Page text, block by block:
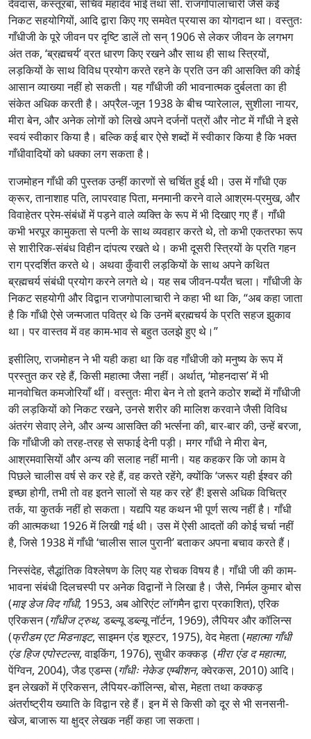
देवदास, कस्तूरबा, सचिव महादेव भाई तथा सी. राजगोपालाचारी जैसे कई
निकट सहयोगियों, आदि द्वारा किए गए समवेत प्रयास का योगदान था। वस्तुतः
गाँधीजी के पूरे जीवन पर दृष्टि डालें तो सन् 1906 से लेकर जीवन के लगभग
अंत तक, ‘ब्रह्मचर्य’ व्रत धारण किए रखने और साथ ही साथ स्त्रियों,
लड़कियों के साथ विविध प्रयोग करते रहने के प्रति उन की आसक्ति की कोई
आसान व्याख्या नहीं हो सकती। यह गाँधीजी की भावनात्मक दुर्बलता का ही
संकेत अधिक करती है। अप्रैल-जून 1938 के बीच प्यारेलाल, सुशीला नायर,
मीरा बेन, और अनेक लोगों को लिखे अपने दर्जनों पत्रों और नोट में गाँधी ने इसे
स्वयं स्वीकार किया है। बल्कि कई बार ऐसे शब्दों में स्वीकार किया है कि भक्त
गाँधीवादियों को धक्का लग सकता है।
राजमोहन गाँधी की पुस्तक उन्हीं कारणों से चर्चित हुई थी। उस में गाँधी एक
क्रूर, तानाशाह पति, लापरवाह पिता, मनमानी करने वाले आश्रम-प्रमुख, और
विवाहेतर प्रेम-संबंधों में पड़ने वाले व्यक्ति के रूप में भी दिखाए गए हैं। गाँधी
कभी भरपूर कामुकता से पत्नी के साथ व्यवहार करते थे, तो कभी एकतरफा रूप
से शारीरिक-संबंध विहीन दांपत्य रखते थे। कभी दूसरी स्त्रियों के प्रति गहन
राग प्रदर्शित करते थे। अथवा कुँवारी लड़कियों के साथ अपने कथित
ब्रह्मचर्य संबंधी प्रयोग करने लगते थे। यह सब जीवन-पर्यंत चला। गाँधीजी के
निकट सहयोगी और विद्वान राजगोपालाचारी ने कहा भी था कि, “अब कहा जाता
है कि गाँधी ऐसे जन्मजात पवित्र थे कि उनमें ब्रह्मचर्य के प्रति सहज झुकाव
था। पर वास्तव में वह काम-भाव से बहुत उलझे हुए थे।”
इसीलिए, राजमोहन ने भी यही कहा था कि वह गाँधीजी को मनुष्य के रूप में
प्रस्तुत कर रहे हैं, किसी महात्मा जैसा नहीं। अर्थात्, ‘मोहनदास’ में भी
मानवोचित कमजोरियाँ थीं। वस्तुतः मीरा बेन ने तो इतने कठोर शब्दों में गाँधीजी
की लड़कियों को निकट रखने, उनसे शरीर की मालिश करवाने जैसी विविध
अंतरंग सेवाए लेने, और अन्य आसक्ति की भर्त्सना की, बार-बार की, उन्हें बरजा,
कि गाँधीजी को तरह-तरह से सफाई देनी पड़ी। मगर गाँधी ने मीरा बेन,
आश्रमवासियों और अन्य की सलाह नहीं मानी। यह कहकर कि जो काम वे
पिछले चालीस वर्ष से कर रहे हैं, वह करते रहेंगे, क्योंकि ‘जरूर यही ईश्वर की
इच्छा होगी, तभी तो वह इतने सालों से यह कर रहे’ हैं! इससे अधिक विचित्र
तर्क, या कुतर्क नहीं हो सकता। यद्यपि यह कथन भी पूर्ण सत्य नहीं है। गाँधी
की आत्मकथा 1926 में लिखी गई थी। उस में ऐसी आदतों की कोई चर्चा नहीं
है, जिसे 1938 में गाँधी ‘चालीस साल पुरानी’ बताकर अपना बचाव करते हैं।
निस्संदेह, सैद्धांतिक विश्लेषण के लिए यह रोचक विषय है। गाँधी जी की काम-
भावना संबंधी दिलचस्पी पर अनेक विद्वानों ने लिखा है। जैसे, निर्मल कुमार बोस
(माइ डेज विद गाँधी, 1953, अब ओरिएंट लॉगमैन द्वारा प्रकाशित), एरिक
एरिकसन (गाँधीज ट्रुथ,डब्ल्यू डब्ल्यू नॉर्टन, 1969), लैपियर और कॉलिन्स
(फ्रीडम एट मिडनाइट, साइमन एंड शूस्टर, 1975), वेद मेहता (महात्मा गाँधी
एंड हिज एपोस्टल्स, वाइकिंग, 1976), सुधीर कक्कड़ (मीरा एंड द महात्मा,
पेंग्विन, 2004), जैड एडम्स (गाँधीः नेकेड एम्बीशन, क्वेरकस, 2010) आदि।
इन लेखकों में एरिकसन, लैपियर-कॉलिन्स, बोस, मेहता तथा कक्कड़
अंतर्राष्ट्रीय ख्याति के विद्वान रहे हैं। इन में से किसी को दूर से भी सनसनी-
खेज, बाजारू या क्षुद्र लेखक नहीं कहा जा सकता।